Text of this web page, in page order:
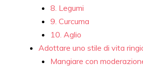
8. Legumi
9. Curcuma
10. Aglio
Adottare uno stile di vita
Mangiare con